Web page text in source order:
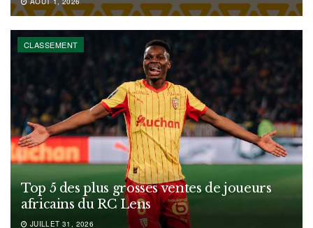
CLASSEMENT
Top 5 des plus grosses ventes de joueurs
africains du RC Lens
JUILLET 31, 2026